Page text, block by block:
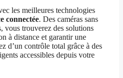
les meilleures technologies
connectée. Des caméras sans
vous trouverez des solutions
à distance et garantir une
d’un contrôle total grâce à des
accessibles depuis votre